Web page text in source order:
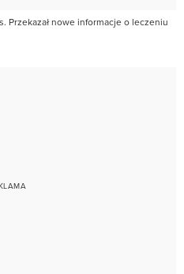
Przekazał nowe informacje o leczeniu